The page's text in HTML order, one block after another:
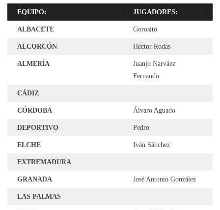
EQUIPO: JUGADORES:
ALBACETE Gorosito
ALCORCÓN Héctor Rodas
ALMERÍA
Juanjo Narváez
Fernando
CÁDIZ
CÓRDOBA Álvaro Aguado
DEPORTIVO Pedro
ELCHE Iván Sánchez
EXTREMADURA
GRANADA José Antonio González
LAS PALMAS